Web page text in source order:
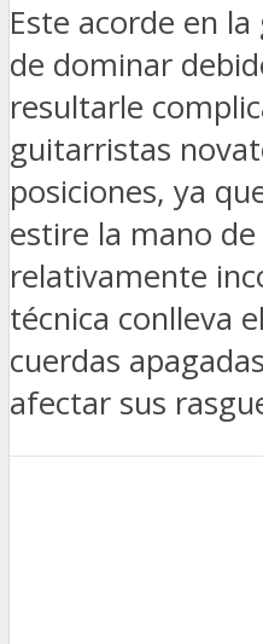
Este acorde en
de dominar
resultarle
guitarristas
posiciones, ya
estire la mano
relativamente
técnica conlleva
cuerdas
afectar sus